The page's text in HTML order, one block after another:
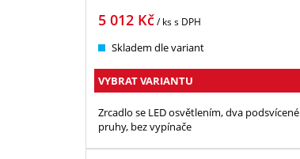
5 012Kč/ kss DPH
Skladem dle variant
VYBRAT VARIANTU
Zrcadlo se LED osvětlením, dva podsvícené
pruhy, bez vypínače